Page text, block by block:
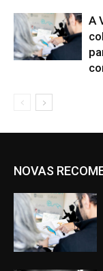
A
NOVAS